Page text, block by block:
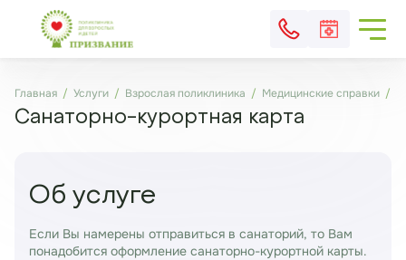
Главная Услуги Взрослая поликлиника Медицинские справки
Санаторно-курортная карта
Об услуге
Если Вы намерены отправиться в санаторий, то Вам
понадобится оформление санаторно-курортной карты.